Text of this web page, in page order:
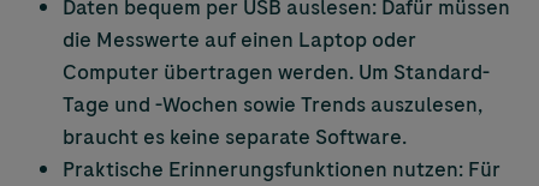
Daten bequem per USB auslesen: Dafür müssen
die Messwerte auf einen Laptop oder
Computer übertragen werden. Um Standard-
Tage und -Wochen sowie Trends auszulesen,
braucht es keine separate Software.
Praktische Erinnerungsfunktionen nutzen: Für